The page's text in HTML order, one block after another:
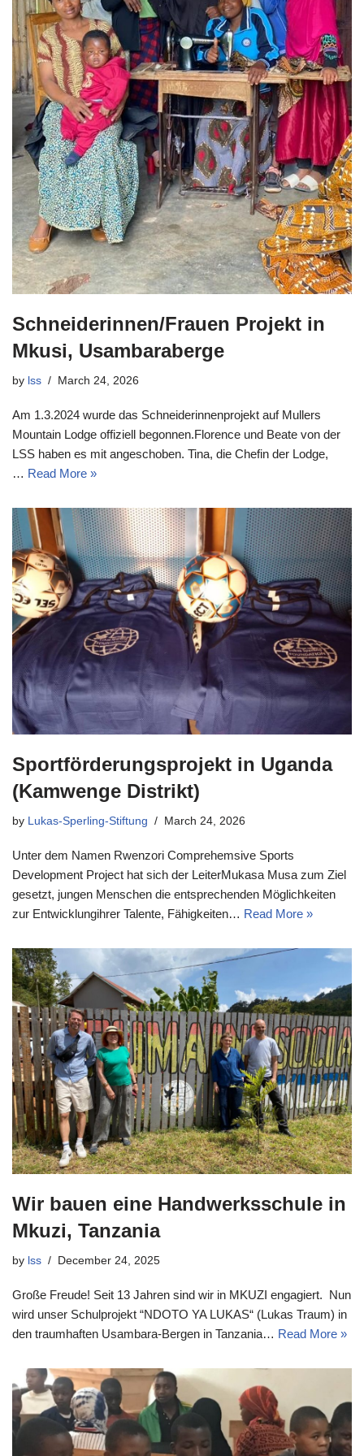
Schneiderinnen/Frauen Projekt in
Mkusi, Usambaraberge
by lss March 24, 2026
Am 1.3.2024 wurde das Schneiderinnenprojekt auf Mullers
Mountain Lodge offiziell begonnen.Florence und Beate von der
LSS haben es mit angeschoben. Tina, die Chefin der Lodge,
… Read More »
Sportförderungsprojekt in Uganda
(Kamwenge Distrikt)
by Lukas-Sperling-Stiftung March 24, 2026
Unter dem Namen Rwenzori Comprehemsive Sports
Development Project hat sich der LeiterMukasa Musa zum Ziel
gesetzt, jungen Menschen die entsprechenden Möglichkeiten
zur Entwicklungihrer Talente, Fähigkeiten… Read More »
Wir bauen eine Handwerksschule in
Mkuzi, Tanzania
by lss December 24, 2025
Große Freude! Seit 13 Jahren sind wir in MKUZI engagiert. Nun
wird unser Schulprojekt “NDOTO YA LUKAS“ (Lukas Traum) in
den traumhaften Usambara-Bergen in Tanzania… Read More »